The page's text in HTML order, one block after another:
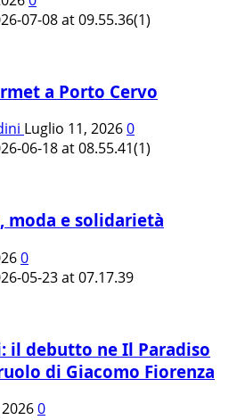
a Porto Cervo
Luglio 11, 20260
moda e solidarietà
0
il debutto ne Il Paradiso
di Giacomo Fiorenza
0